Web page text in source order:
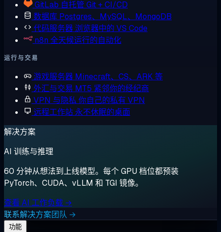
GitLab 自托管 Git + CI/CD
数据库 Postgres、MySQL、MongoDB
代码服务器 浏览器中的 VS Code
n8n 全天候运行的自动化
运行与交易
游戏服务器 Minecraft、CS、ARK 等
外汇与交易 MT5 紧邻你的经纪商
VPN 与隐私 你自己的私有 VPN
远程工作站 永不休眠的桌面
解决方案
AI 训练与推理
60 分钟从想法到上线模型。每个 GPU 档位都预装
PyTorch、CUDA、vLLM 和 TGI 镜像。
查看 AI 工作负载 →
联系解决方案团队 →